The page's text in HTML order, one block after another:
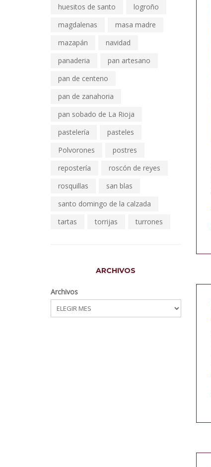
huesitos de santo
logroño
magdalenas
masa madre
mazapán
navidad
panaderia
pan artesano
pan de centeno
pan de zanahoria
pan sobado de La Rioja
pastelería
pasteles
Polvorones
postres
repostería
roscón de reyes
rosquillas
san blas
santo domingo de la calzada
tartas
torrijas turrones
ARCHIVOS
Archivos